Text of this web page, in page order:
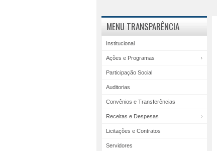
MENU TRANSPARÊNCIA
Institucional
Ações e Programas
Participação Social
Auditorias
Convênios e Transferências
Receitas e Despesas
Licitações e Contratos
Servidores